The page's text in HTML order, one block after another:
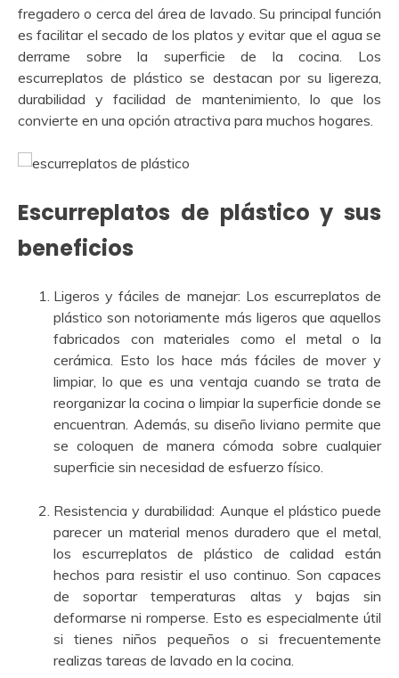
fregadero o cerca del área de lavado. Su principal función
es facilitar el secado de los platos y evitar que el agua se
derrame sobre la superficie de la cocina. Los
escurreplatos de plástico se destacan por su ligereza,
durabilidad y facilidad de mantenimiento, lo que los
convierte en una opción atractiva para muchos hogares.
Escurreplatos de plástico y sus
beneficios
Ligeros y fáciles de manejar: Los escurreplatos de
plástico son notoriamente más ligeros que aquellos
fabricados con materiales como el metal o la
cerámica. Esto los hace más fáciles de mover y
limpiar, lo que es una ventaja cuando se trata de
reorganizar la cocina o limpiar la superficie donde se
encuentran. Además, su diseño liviano permite que
se coloquen de manera cómoda sobre cualquier
superficie sin necesidad de esfuerzo físico.
Resistencia y durabilidad: Aunque el plástico puede
parecer un material menos duradero que el metal,
los escurreplatos de plástico de calidad están
hechos para resistir el uso continuo. Son capaces
de soportar temperaturas altas y bajas sin
deformarse ni romperse. Esto es especialmente útil
si tienes niños pequeños o si frecuentemente
realizas tareas de lavado en la cocina.